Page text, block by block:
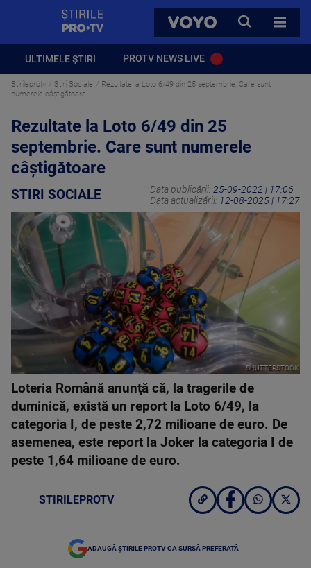
VOYO
CAUTA
TOATE
ULTIMELE ȘTIRI PROTV NEWS LIVE
Stirileprotv Stiri Sociale
Rezultate la Loto 6/49 din 25 septembrie. Care sunt
numerele câștigătoare
Rezultate la Loto 6/49 din 25
septembrie. Care sunt numerele
câștigătoare
STIRI SOCIALE Data publicării: 25-09-2022 | 17:06
Data actualizării: 12-08-2025 | 17:27
SHUTTERSTOCK
Loteria Română anunţă că, la tragerile de
duminică, există un report la Loto 6/49, la
categoria I, de peste 2,72 milioane de euro. De
asemenea, este report la Joker la categoria I de
peste 1,64 milioane de euro.
STIRILEPROTV
ADAUGĂ ȘTIRILE PROTV CA SURSĂ PREFERATĂ